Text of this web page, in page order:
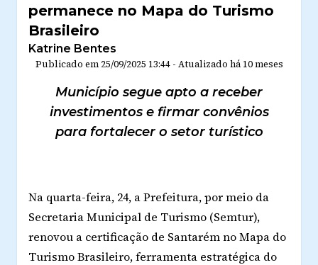
permanece no Mapa do Turismo
Brasileiro
Katrine Bentes
Publicado em 25/09/2025 13:44- Atualizado há 10 meses
Município segue apto a receber
investimentos e firmar convênios
para fortalecer o setor turístico
Na quarta-feira, 24, a Prefeitura, por meio da
Secretaria Municipal de Turismo (Semtur),
renovou a certificação de Santarém no Mapa do
Turismo Brasileiro, ferramenta estratégica do